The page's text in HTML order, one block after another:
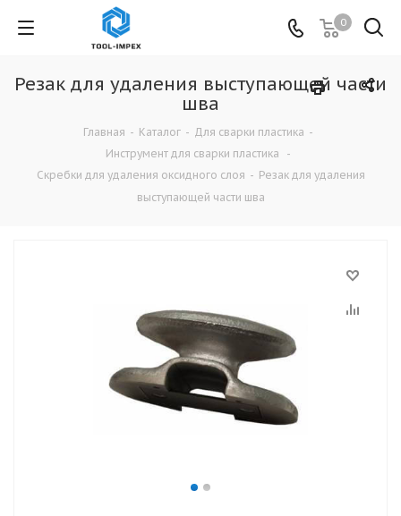
0
Резак для удаления выступающей части
шва
Главная - Каталог - Для сварки пластика -
Инструмент для сварки пластика
-
Скребки для удаления оксидного слоя - Резак для удаления
выступающей части шва